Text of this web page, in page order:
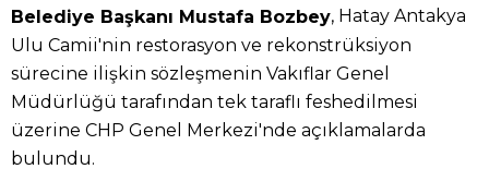
Belediye Başkanı Mustafa Bozbey, Hatay Antakya
Ulu Camii'nin restorasyon ve rekonstrüksiyon
sürecine ilişkin sözleşmenin Vakıflar Genel
Müdürlüğü tarafından tek taraflı feshedilmesi
üzerine CHP Genel Merkezi'nde açıklamalarda
bulundu.